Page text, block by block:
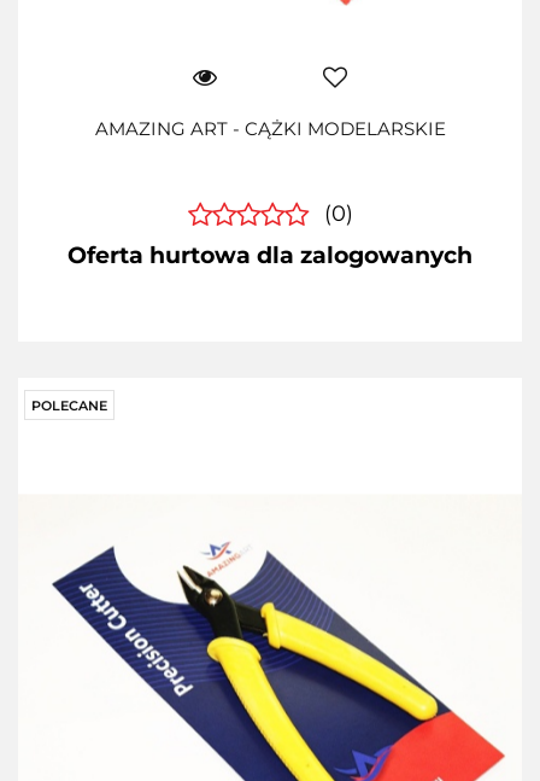
AMAZING ART - CĄŻKI MODELARSKIE
(0)
Oferta hurtowa dla zalogowanych
POLECANE